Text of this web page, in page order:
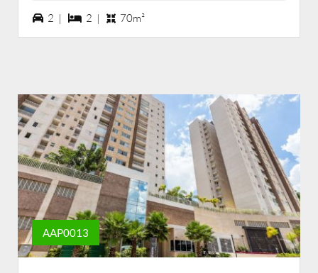
2 vagas na garagem
2 | 2 dormiórios
2 | 70m²
AAP0013